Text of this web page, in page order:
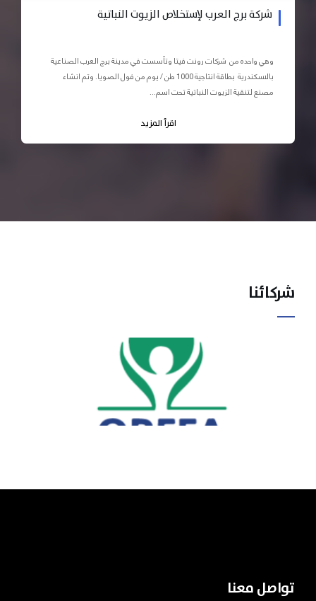
شركة برج العرب لإستخلاص الزيوت النباتية
وهي واحده من شركات رونت فيتا وتأسست في مدينة برج العرب الصناعية
بالاسكندرية بطاقة انتاجية 1000 طن / يوم من فول الصويا. وتم انشاء
مصنع لتنقية الزيوت النباتية تحت اسم...
اقرأ المزيد
شركائنا
تواصل معنا